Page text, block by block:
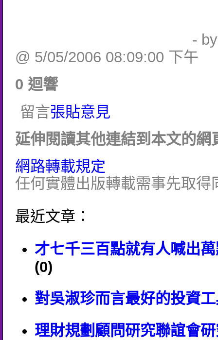
-
@ 5/05/2006 08:09:00 下午
0 迴響
留言張貼意見
延伸閱讀其他連結到本文的網
網路轉載規定
任何實體出版轉載需事先取得
最近文章：
才七千三百點就有人喊出
(0)
對吳淑珍而言最好的投資
理財規劃顧問研究聯誼會